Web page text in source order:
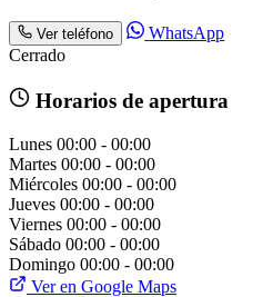
Ver teléfono
WhatsApp
Cerrado
Horarios de apertura
Lunes 00:00 - 00:00
Martes 00:00 - 00:00
Miércoles 00:00 - 00:00
Jueves 00:00 - 00:00
Viernes 00:00 - 00:00
Sábado 00:00 - 00:00
Domingo 00:00 - 00:00
Ver en Google Maps